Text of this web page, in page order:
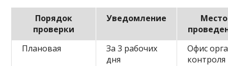
Порядок
проверки
Уведомление
Место
Плановая
За 3 рабочих
дня
Офис
контроля